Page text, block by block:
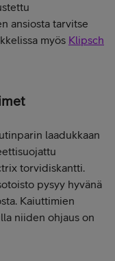
ansiosta tarvitse
myös Klipsch
laadukkaan
torvidiskantti.
pysyy hyvänä
Kaiuttimien
niiden ohjaus on